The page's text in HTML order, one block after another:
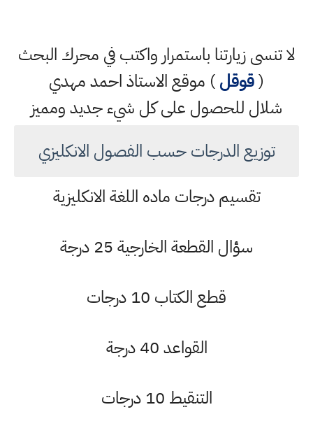
لا تنسى زيارتنا باستمرار واكتب في محرك البحث
(قوقل) موقع الاستاذ احمد مهدي
شلال للحصول على كل شيء جديد ومميز
توزيع الدرجات حسب الفصول الانكليزي
تقسيم درجات ماده اللغة الانكليزية
سؤال القطعة الخارجية 25 درجة
قطع الكتاب 10 درجات
القواعد 40 درجة
التنقيط 10 درجات